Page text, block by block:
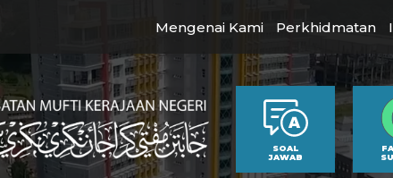
Mengenai Kami Perkhidmatan
SOAL
JAWAB